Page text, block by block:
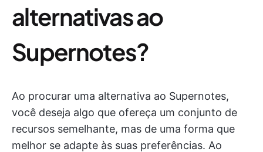
alternativas ao
Supernotes?
Ao procurar uma alternativa ao Supernotes,
você deseja algo que ofereça um conjunto de
recursos semelhante, mas de uma forma que
melhor se adapte às suas preferências. Ao